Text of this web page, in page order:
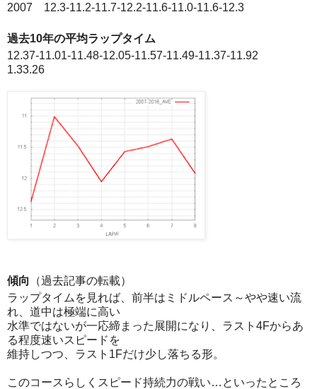
2007 12.3-11.2-11.7-12.2-11.6-11.0-11.6-12.3
過去10年の平均ラップタイム
12.37-11.01-11.48-12.05-11.57-11.49-11.37-11.92
1.33.26
傾向
（過去記事の転載）
ラップタイムを見れば、前半はミドルペース～やや速い流
れ、道中は極端に高い
水準ではないが一応締まった展開になり、ラスト4Fからあ
る程度速いスピードを
維持しつつ、ラスト1Fだけ少し落ちる形。
このコースらしくスピード持続力の戦い…といったところ